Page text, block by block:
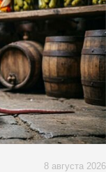
8 августа 2026